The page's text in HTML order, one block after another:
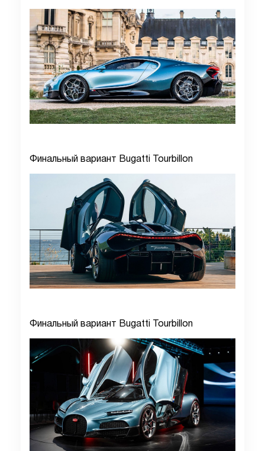
Финальный вариант Bugatti Tourbillon
Финальный вариант Bugatti Tourbillon